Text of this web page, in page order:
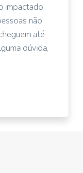
impactado
não
até
dúvida,